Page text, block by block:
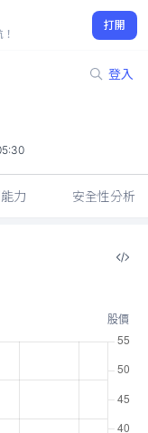
打開
登入
力 安全性分析